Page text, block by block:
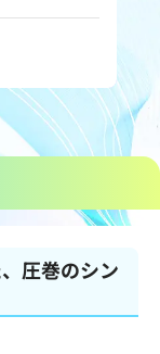
圧巻のシン